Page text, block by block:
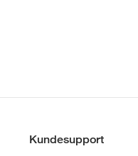
Kundesupport